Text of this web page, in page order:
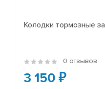
Колодки тормозные
0 отзывов
3 150 ₽